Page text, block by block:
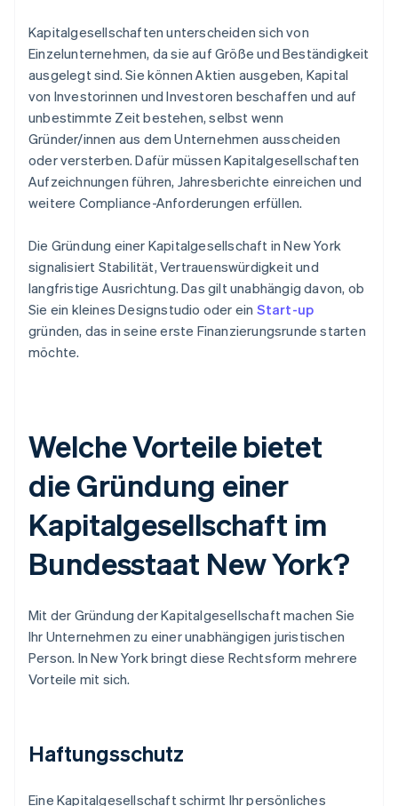
Kapitalgesellschaften unterscheiden sich von
Einzelunternehmen, da sie auf Größe und Beständigkeit
ausgelegt sind. Sie können Aktien ausgeben, Kapital
von Investorinnen und Investoren beschaffen und auf
unbestimmte Zeit bestehen, selbst wenn
Gründer/innen aus dem Unternehmen ausscheiden
oder versterben. Dafür müssen Kapitalgesellschaften
Aufzeichnungen führen, Jahresberichte einreichen und
weitere Compliance-Anforderungen erfüllen.
Die Gründung einer Kapitalgesellschaft in New York
signalisiert Stabilität, Vertrauenswürdigkeit und
langfristige Ausrichtung. Das gilt unabhängig davon, ob
Sie ein kleines Designstudio oder ein Start-up
gründen, das in seine erste Finanzierungsrunde starten
möchte.
Welche Vorteile bietet
die Gründung einer
Kapitalgesellschaft im
Bundesstaat New York?
Mit der Gründung der Kapitalgesellschaft machen Sie
Ihr Unternehmen zu einer unabhängigen juristischen
Person. In New York bringt diese Rechtsform mehrere
Vorteile mit sich.
Haftungsschutz
Eine Kapitalgesellschaft schirmt Ihr persönliches